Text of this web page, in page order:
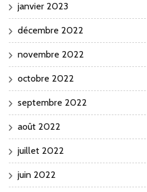
janvier 2023
décembre 2022
novembre 2022
octobre 2022
septembre 2022
août 2022
juillet 2022
juin 2022